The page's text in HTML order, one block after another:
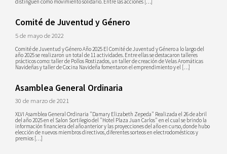
distinguen como movimiento solidario. Entre las acciones […]
Comité de Juventud y Género
5 de mayo de 2022
Comité de Juventud y Género Año 2025 El Comité de Juventud y Género a lo largo del
año 2025 se realizaron un total de 11 actividades. Entre ellas se destacaron talleres
prácticos como: taller de Pollos Rostizados, un taller de creación de Velas Aromáticas
Navideñas y taller de Cocina Navideña fomentaron el emprendimiento y el […]
Asamblea General Ordinaria
30 de marzo de 2021
XLVI Asamblea General Ordinaria "Damary Elizabeth Zepeda" Realizada el 26 de abril
del año 2025 en el Salon Sortilegio del "Hotel Plaza Juan Carlos" en el cual se brindo la
información financiera del año anterior y las proyecciones del año en curso, donde hubo
elección de nuevos miembros directivos, diferentes sorteos en electrodomésticos y
premios […]